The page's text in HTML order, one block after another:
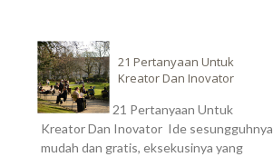
21 Pertanyaan Untuk
Kreator Dan Inovator
21 Pertanyaan Untuk
Kreator Dan Inovator Ide sesungguhnya
mudah dan gratis, eksekusinya yang